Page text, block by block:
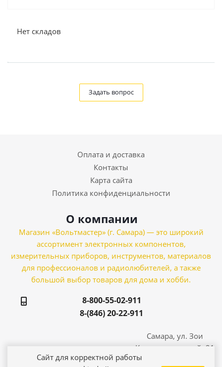
Нет складов
Задать вопрос
Оплата и доставка
Контакты
Карта сайта
Политика конфиденциальности
О компании
Магазин «Вольтмастер» (г. Самара) — это широкий
ассортимент электронных компонентов,
измерительных приборов, инструментов, материалов
для профессионалов и радиолюбителей, а также
большой выбор товаров для дома и хобби.
8-800-55-02-911
8-(846) 20-22-911
Самара, ул. Зои
Космодемьянской, 21
Сайт для корректной работы